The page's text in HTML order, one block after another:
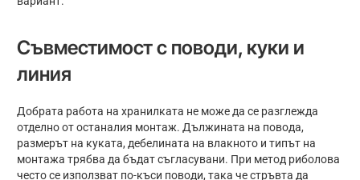
Съвместимост с поводи, куки и
линия
Добрата работа на хранилката не може да се разглежда
отделно от останалия монтаж. Дължината на повода,
размерът на куката, дебелината на влакното и типът на
монтажа трябва да бъдат съгласувани. При метод риболова
често се използват по-къси поводи, така че стръвта да